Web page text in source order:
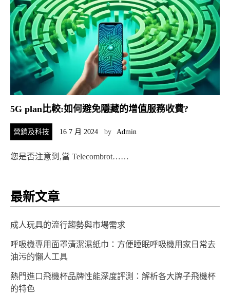
5G plan比較:如何避免隱藏的增值服務收費?
營銷及科技 16 7 月 2024 by Admin
您是否注意到,當 Telecombrot……
最新文章
成人玩具的流行趨勢與市場需求
呼吸機專用面罩清潔濕紙巾：方便睡眠呼吸機用家日常去
油污的懶人工具
熱門進口飛機杯品牌性能深度評測：解析各大牌子飛機杯
的特色